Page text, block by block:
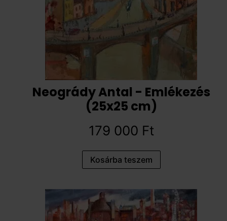
Neogrády Antal - Emlékezés
(25x25 cm)
179 000 Ft
Kosárba teszem